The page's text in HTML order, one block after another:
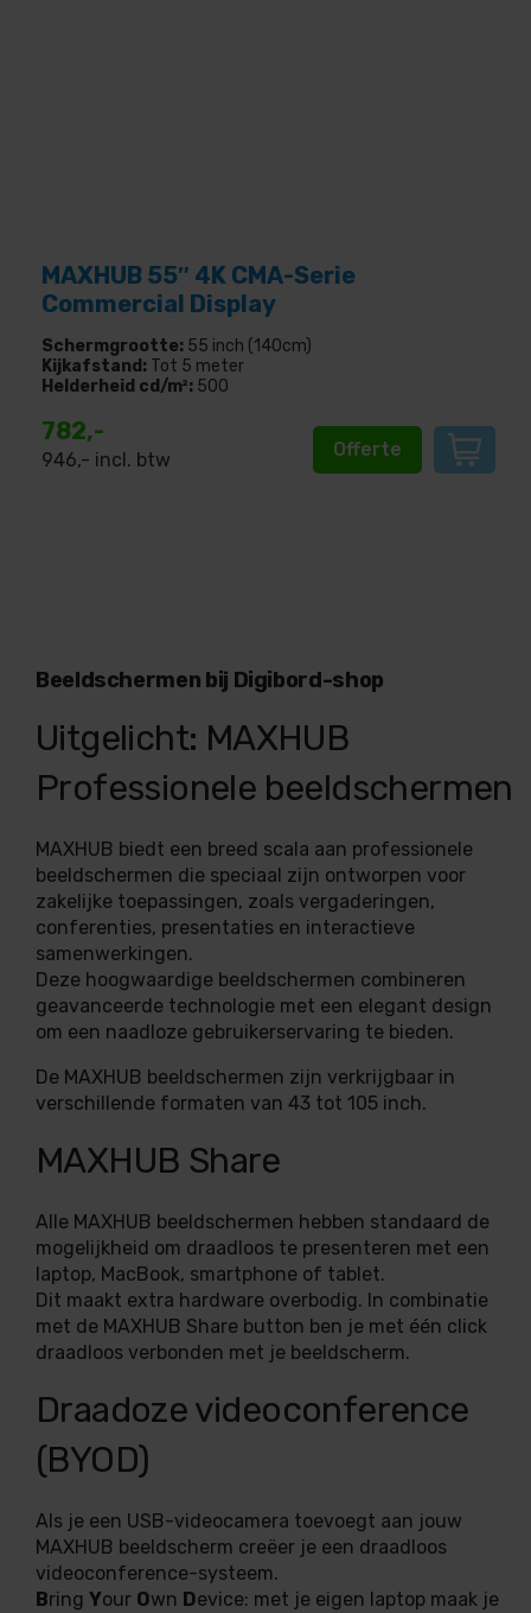
MAXHUB 55″ 4K CMA-Serie
Commercial Display
Schermgrootte: 55 inch (140cm)
Kijkafstand: Tot 5 meter
Helderheid cd/m²: 500
782,-
946,- incl. btw Offerte
Beeldschermen bij Digibord-shop
Uitgelicht: MAXHUB
Professionele beeldschermen
MAXHUB biedt een breed scala aan professionele
beeldschermen die speciaal zijn ontworpen voor
zakelijke toepassingen, zoals vergaderingen,
conferenties, presentaties en interactieve
samenwerkingen.
Deze hoogwaardige beeldschermen combineren
geavanceerde technologie met een elegant design
om een naadloze gebruikerservaring te bieden.
De MAXHUB beeldschermen zijn verkrijgbaar in
verschillende formaten van 43 tot 105 inch.
MAXHUB Share
Alle MAXHUB beeldschermen hebben standaard de
mogelijkheid om draadloos te presenteren met een
laptop, MacBook, smartphone of tablet.
Dit maakt extra hardware overbodig. In combinatie
met de MAXHUB Share button ben je met één click
draadloos verbonden met je beeldscherm.
Draadoze videoconference
(BYOD)
Als je een USB-videocamera toevoegt aan jouw
MAXHUB beeldscherm creëer je een draadloos
videoconference-systeem.
Bring Your Own Device: met je eigen laptop maak je